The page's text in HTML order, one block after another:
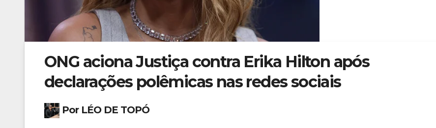
ONG aciona Justiça contra Erika Hilton após
declarações polêmicas nas redes sociais
Por LÉO DE TOPÓ